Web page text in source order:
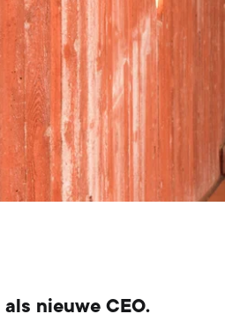
als nieuwe CEO.